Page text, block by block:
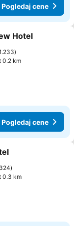
Pogledaj cene
Hotel
0.2 km
Pogledaj cene
324
0.3 km